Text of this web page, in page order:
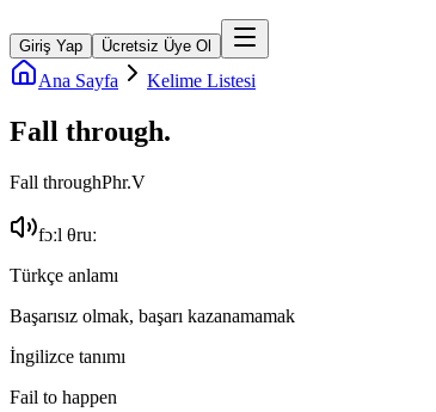
Giriş Yap Ücretsiz Üye Ol
Ana Sayfa Kelime Listesi
Fall through.
Fall throughPhr.V
fɔːl θruː
Türkçe anlamı
Başarısız olmak, başarı kazanamamak
İngilizce tanımı
Fail to happen